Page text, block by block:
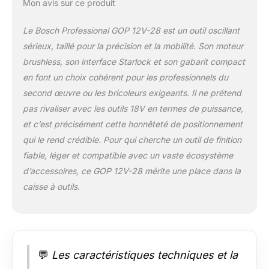
même classe de
GOP 12V-28, 1 lame
plongeante BIM
Starlock AIZ 32 APB
Mon avis sur ce produit
Le Bosch Professional GOP 12V-28 est un outil oscillant
sérieux, taillé pour la précision et la mobilité. Son moteur
brushless, son interface Starlock et son gabarit compact
en font un choix cohérent pour les professionnels du
second œuvre ou les bricoleurs exigeants. Il ne prétend
pas rivaliser avec les outils 18V en termes de puissance,
et c’est précisément cette honnêteté de positionnement
qui le rend crédible. Pour qui cherche un outil de finition
fiable, léger et compatible avec un vaste écosystème
d’accessoires, ce GOP 12V-28 mérite une place dans la
caisse à outils.
💬 Les caractéristiques techniques et la